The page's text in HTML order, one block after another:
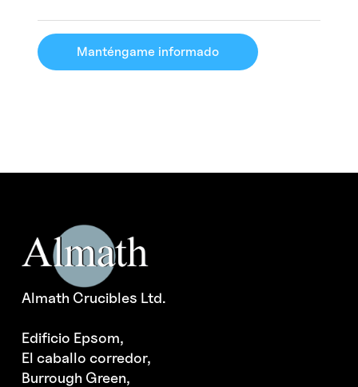
Manténgame informado
Almath Crucibles Ltd.
Edificio Epsom,
El caballo corredor,
Burrough Green,